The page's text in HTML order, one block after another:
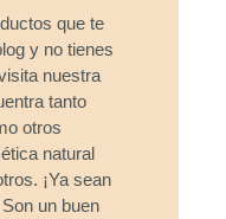
que te
y no tienes
nuestra
tanto
otros
natural
¡Ya sean
un buen